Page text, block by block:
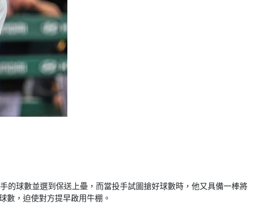
球數並選到保送上壘，而當投手試圖搶好球數時，他又具備一棒將
數，迫使對方提早啟用牛棚。